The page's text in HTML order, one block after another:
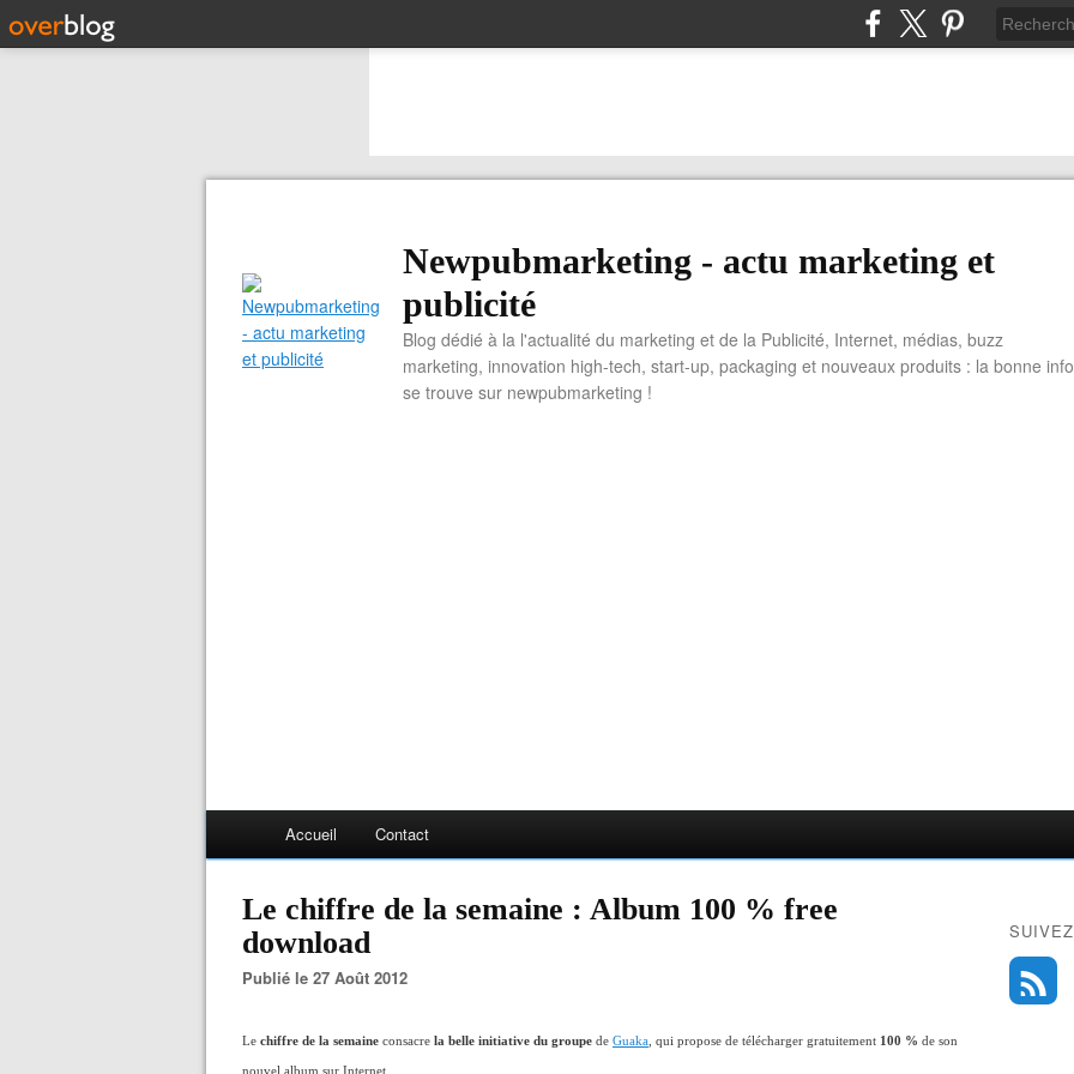
Newpubmarketing - actu marketing et
publicité
Blog dédié à la l'actualité du marketing et de la Publicité, Internet, médias, buzz
marketing, innovation high-tech, start-up, packaging et nouveaux produits : la bonne info
se trouve sur newpubmarketing !
Accueil Contact
Le chiffre de la semaine : Album 100 % free
download
Publié le 27 Août 2012
Le chiffre de la semaine consacre la belle initiative du groupe de Guaka , qui propose de télécharger gratuitement 100 % de son
nouvel album sur Internet.